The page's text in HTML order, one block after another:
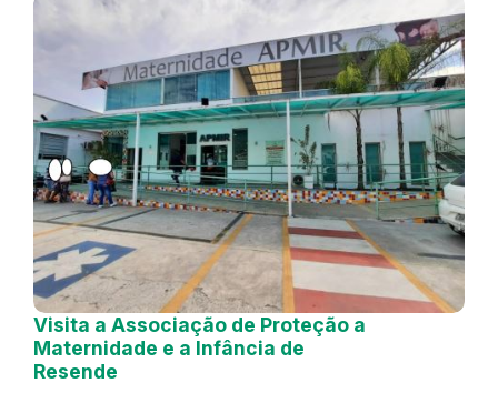
Visita a Associação de Proteção a
Maternidade e a Infância de
Resende